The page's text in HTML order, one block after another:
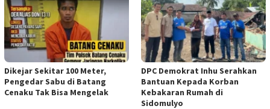
Dikejar Sekitar 100 Meter,
Pengedar Sabu di Batang
Cenaku Tak Bisa Mengelak
DPC Demokrat Inhu Serahkan
Bantuan Kepada Korban
Kebakaran Rumah di
Sidomulyo